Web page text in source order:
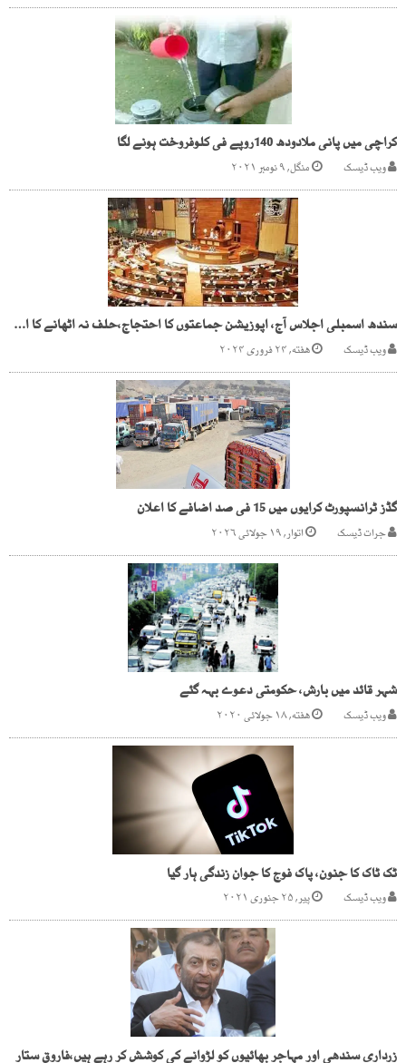
کراچی میں پانی ملادودھ 140روپے فی کلوفروخت ہونے لگا
ویب ڈیسک منگل, ۹ نومبر ۲۰۲۱
سندھ اسمبلی اجلاس آج، اپوزیشن جماعتوں کا احتجاج،حلف نہ اٹھانے کا اعلان
ویب ڈیسک هفته, ۲۴ فروری ۲۰۲۴
گڈز ٹرانسپورٹ کرایوں میں 15 فی صد اضافے کا اعلان
جرات ڈیسک اتوار, ۱۹ جولائی ۲۰۲۶
شہر قائد میں بارش، حکومتی دعوے بہہ گئے
ویب ڈیسک هفته, ۱۸ جولائی ۲۰۲۰
ٹک ٹاک کا جنون، پاک فوج کا جوان زندگی ہار گیا
ویب ڈیسک پیر, ۲۵ جنوری ۲۰۲۱